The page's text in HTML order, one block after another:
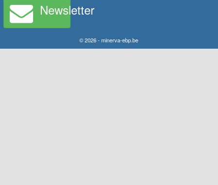
Newsletter
© 2026 - minerva-ebp.be